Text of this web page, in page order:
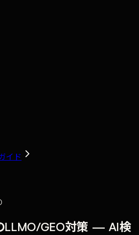
イド
LLMO/GEO対策 — AI検